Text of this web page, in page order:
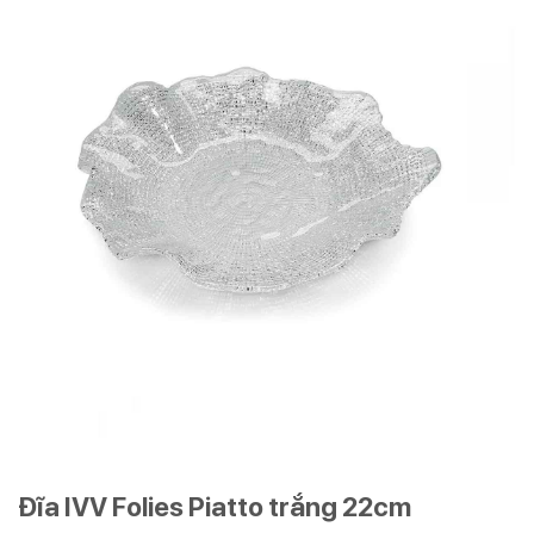
Đĩa IVV Folies Piatto trắng 22cm